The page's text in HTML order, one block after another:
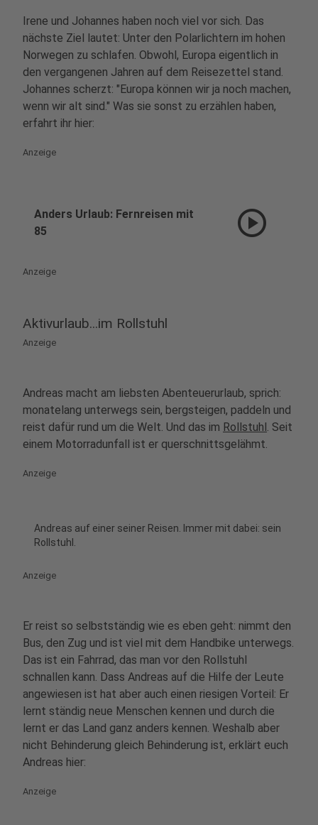
Irene und Johannes haben noch viel vor sich. Das
nächste Ziel lautet: Unter den Polarlichtern im hohen
Norwegen zu schlafen. Obwohl, Europa eigentlich in
den vergangenen Jahren auf dem Reisezettel stand.
Johannes scherzt: "Europa können wir ja noch machen,
wenn wir alt sind." Was sie sonst zu erzählen haben,
erfahrt ihr hier:
Anzeige
Anders Urlaub: Fernreisen mit
85
play_circle
Anzeige
Aktivurlaub...im Rollstuhl
Anzeige
Andreas macht am liebsten Abenteuerurlaub, sprich:
monatelang unterwegs sein, bergsteigen, paddeln und
reist dafür rund um die Welt. Und das im Rollstuhl. Seit
einem Motorradunfall ist er querschnittsgelähmt.
Anzeige
Andreas auf einer seiner Reisen. Immer mit dabei: sein
Rollstuhl.
Anzeige
Er reist so selbstständig wie es eben geht: nimmt den
Bus, den Zug und ist viel mit dem Handbike unterwegs.
Das ist ein Fahrrad, das man vor den Rollstuhl
schnallen kann. Dass Andreas auf die Hilfe der Leute
angewiesen ist hat aber auch einen riesigen Vorteil: Er
lernt ständig neue Menschen kennen und durch die
lernt er das Land ganz anders kennen. Weshalb aber
nicht Behinderung gleich Behinderung ist, erklärt euch
Andreas hier:
Anzeige